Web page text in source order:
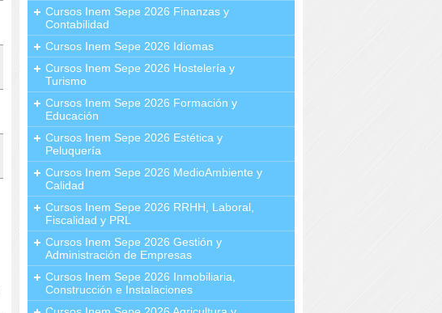
Cursos Inem Sepe 2026 Finanzas y
Contabilidad
Cursos Inem Sepe 2026 Idiomas
Cursos Inem Sepe 2026 Hostelería y
Turismo
Cursos Inem Sepe 2026 Formación y
Educación
Cursos Inem Sepe 2026 Estética y
Peluquería
Cursos Inem Sepe 2026 MedioAmbiente y
Calidad
Cursos Inem Sepe 2026 RRHH, Laboral,
Fiscalidad y PRL
Cursos Inem Sepe 2026 Gestión y
Administración de Empresas
Cursos Inem Sepe 2026 Inmobiliaria,
Construcción e Instalaciones